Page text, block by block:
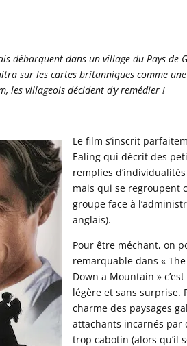
débarquent dans un village du Pays
sur les cartes britanniques comme
les villageois décident d’y remédier !
Le film s’inscrit
Ealing qui décrit des
remplies
mais qui se regroupent
groupe face à
anglais).
Pour être méchant, on
remarquable dans «
Down a Mountain »
légère et sans surprise.
charme des paysages
attachants incarnés par
trop cabotin (alors qu’il